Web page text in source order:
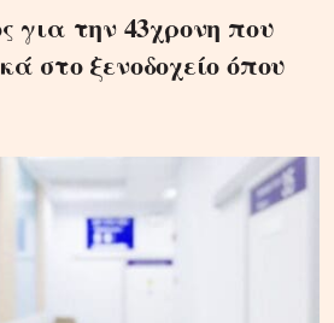
για την 43χρονη που
στο ξενοδοχείο όπου